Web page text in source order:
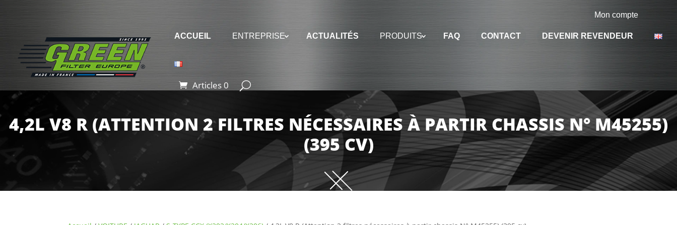
Mon compte
ACCUEIL ENTREPRISE ACTUALITÉS PRODUITS FAQ CONTACT DEVENIR REVENDEUR
Articles 0
4,2L V8 R (ATTENTION 2 FILTRES NÉCESSAIRES À PARTIR CHASSIS N° M45255)
(395 CV)